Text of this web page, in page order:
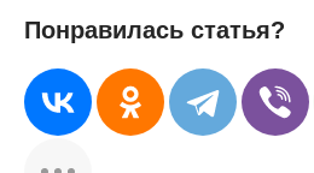
Понравилась статья?